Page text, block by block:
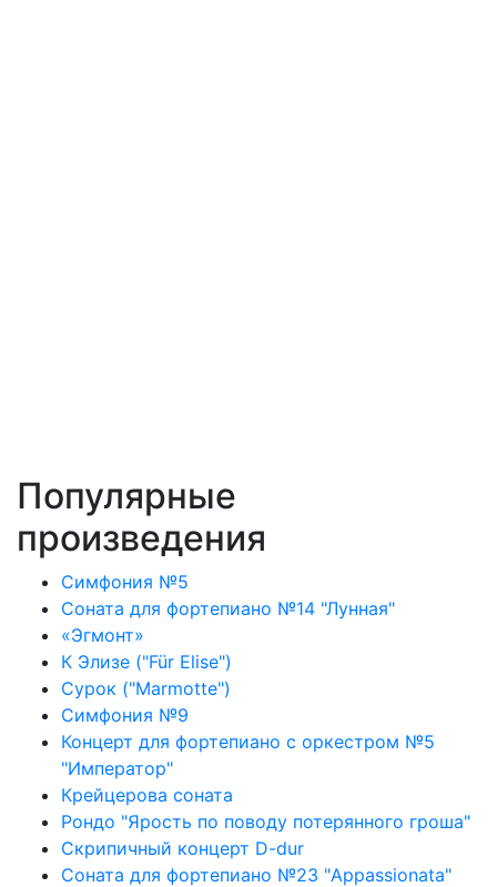
Популярные
произведения
Симфония №5
Соната для фортепиано №14 "Лунная"
«Эгмонт»
К Элизе ("Für Elise")
Сурок ("Marmotte")
Симфония №9
Концерт для фортепиано с оркестром №5
"Император"
Крейцерова соната
Рондо "Ярость по поводу потерянного гроша"
Скрипичный концерт D-dur
Соната для фортепиано №23 "Appassionata"